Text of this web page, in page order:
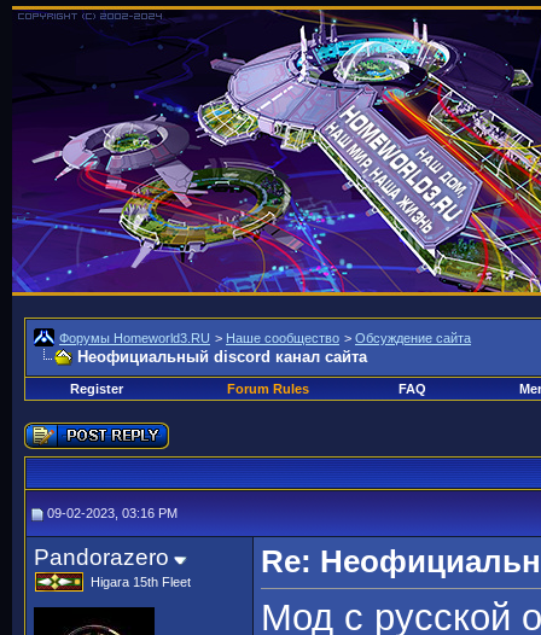
Форумы Homeworld3.RU > Наше сообщество > Обсуждение сайта
Неофициальный discord канал сайта
Register Forum Rules FAQ
09-02-2023, 03:16 PM
Pandorazero
Higara 15th Fleet
Re:
Мод с русской